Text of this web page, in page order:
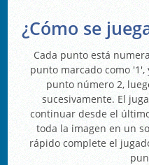
¿Cómo se
Cada punto está
punto marcado como
punto número 2,
sucesivamente. El
continuar desde el
toda la imagen en un
rápido complete el